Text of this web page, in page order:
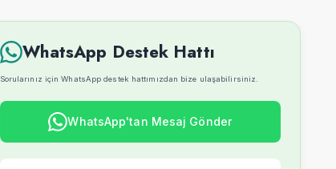
WhatsApp Destek Hattı
Sorularınız için WhatsApp destek hattımızdan bize ulaşabilirsiniz.
WhatsApp'tan Mesaj Gönder